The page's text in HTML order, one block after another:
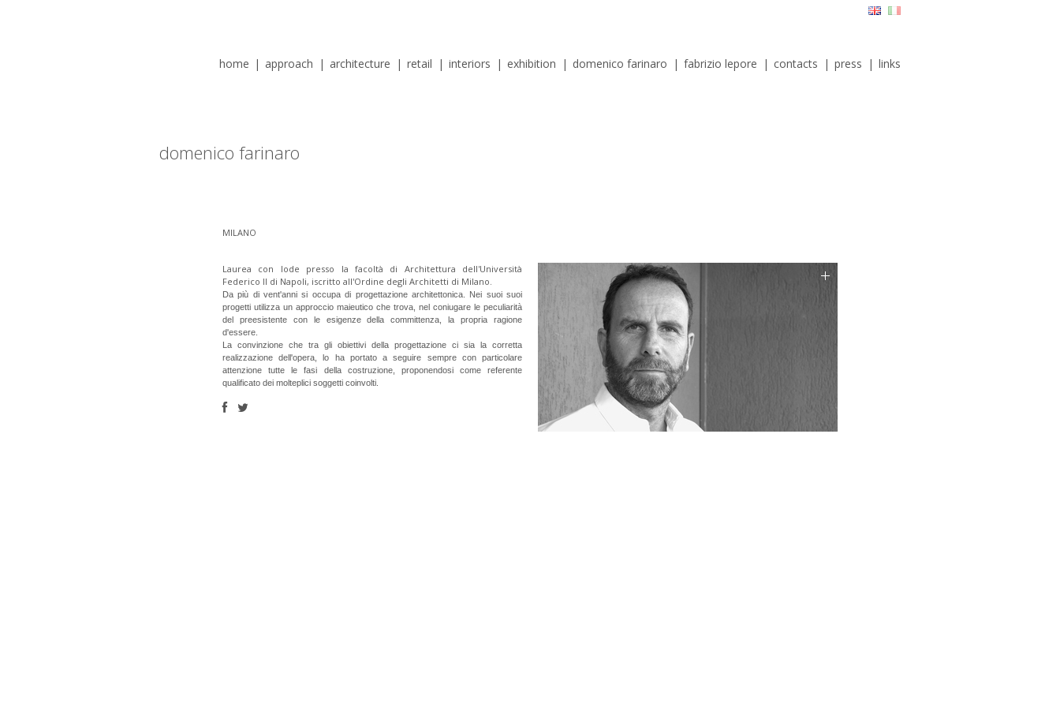
home | approach | architecture | retail | interiors | exhibition | domenico farinaro | fabrizio lepore | contacts | press | links
domenico farinaro
MILANO
Laurea con lode presso la facoltà di Architettura dell'Università
Federico II di Napoli, iscritto all'Ordine degli Architetti di Milano.
Da più di vent'anni si occupa di progettazione architettonica. Nei suoi suoi
progetti utilizza un approccio maieutico che trova, nel coniugare le peculiarità
del preesistente con le esigenze della committenza, la propria ragione
d'essere.
La convinzione che tra gli obiettivi della progettazione ci sia la corretta
realizzazione dell'opera, lo ha portato a seguire sempre con particolare
attenzione tutte le fasi della costruzione, proponendosi come referente
qualificato dei molteplici soggetti coinvolti.